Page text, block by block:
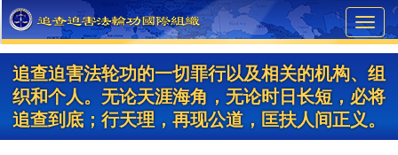
Skip
to
main
content
追查迫害法轮功的一切罪行以及相关的机构、组
织和个人。无论天涯海角，无论时日长短，必将
追查到底；行天理，再现公道，匡扶人间正义。